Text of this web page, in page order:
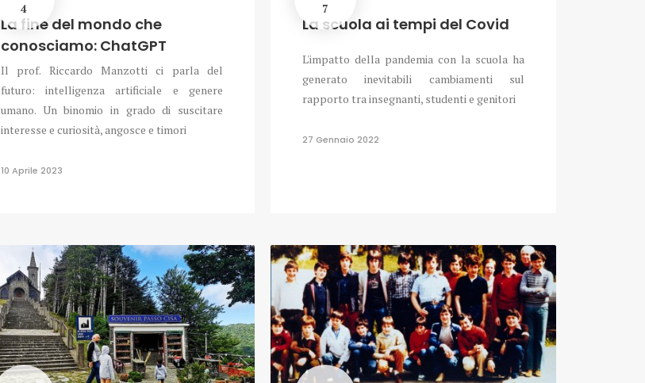
4
La fine del mondo che
conosciamo: ChatGPT
Il prof. Riccardo Manzotti ci parla del
futuro: intelligenza artificiale e genere
umano. Un binomio in grado di suscitare
interesse e curiosità, angosce e timori
10 Aprile 2023
7
La scuola ai tempi del Covid
L'impatto della pandemia con la scuola ha
generato inevitabili cambiamenti sul
rapporto tra insegnanti, studenti e genitori
27 Gennaio 2022